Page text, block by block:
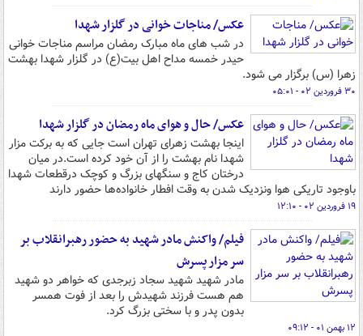
عکس/ مناجات خوانی در گلزار شهدا
در شب های ماه مبارک رمضان مراسم مناجات خوانی
حیدر خمسه مداح اهل بیت(ع) در گلزار شهدا بهشت
زهرا (س) برگزار می شود.
۳۰ فروردین ۰۲ - ۰۵:۰۱
عکس/ حال و هوای ماه رمضان در گلزار شهدا
اینجا بهشت زهرای تهران است جایی که به برکت مزار
شهدا نام بهشت را از آن خود کرده است.در میان
درختان کاج و سنگهای بزرگ و کوچک درقطعات شهدا
باوجود تاریکی هوا ونزدیک شدن به وقت افطار خانواده‌ها حضور دارند
۱۹ فروردین ۰۲ - ۱۲:۱۰
فیلم/ واکنش مادر شهید به حضور رهبرانقلاب بر
سر مزار پسرش
مادر شهید شهید سجاد زبرجدی که خواهر دو شهید
هم هست فرزند شهیدش را بعد از فوت همسر
بدون پدر و با سختی بزرگ کرد.
۱۲ بهمن ۰۱ - ۰۹:۱۲